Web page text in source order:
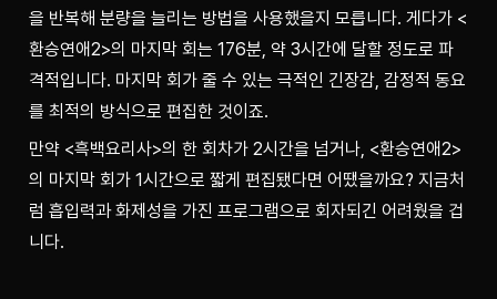
을 반복해 분량을 늘리는 방법을 사용했을지 모릅니다. 게다가 <
환승연애2>의 마지막 회는 176분, 약 3시간에 달할 정도로 파
격적입니다. 마지막 회가 줄 수 있는 극적인 긴장감, 감정적 동요
를 최적의 방식으로 편집한 것이죠.
만약 <흑백요리사>의 한 회차가 2시간을 넘거나, <환승연애2>
의 마지막 회가 1시간으로 짧게 편집됐다면 어땠을까요? 지금처
럼 흡입력과 화제성을 가진 프로그램으로 회자되긴 어려웠을 겁
니다.